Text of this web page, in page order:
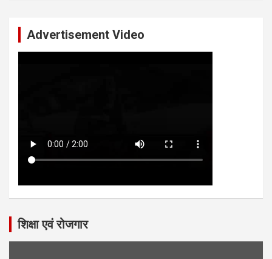
Advertisement Video
शिक्षा एवं रोजगार